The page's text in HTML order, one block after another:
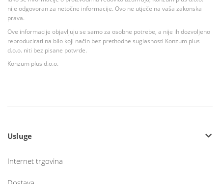
nije odgovoran za netočne informacije. Ovo ne utječe na vaša zakonska
prava.
Ove informacije objavljuju se samo za osobne potrebe, a nije ih dozvoljeno
reproducirati na bilo koji način bez prethodne suglasnosti Konzum plus
d.o.o. niti bez pisane potvrde.
Konzum plus d.o.o.
Usluge
Internet trgovina